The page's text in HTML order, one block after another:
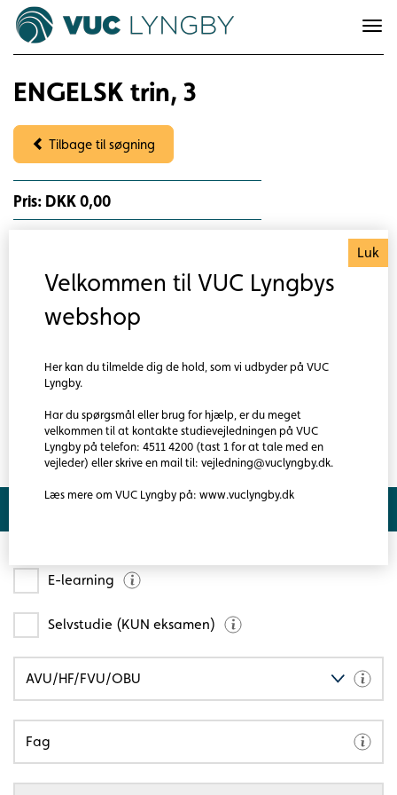
ENGELSK trin, 3
Tilbage til søgning
Pris: DKK 0,00
FVU Engelsk er et tilbud til dig, der vil blive bedre til
engelsk.
Læs mere om faget her
Adgangskrav
Du skal igennem en samtale med en lærer og være i
til samtale på VUC Lyngbys hjemmeside på dette link
Link til bestilling af FVU screening
Læs mere
E-learning
Selvstudie (KUN eksamen)
AVU/HF/FVU/OBU
Fag
Velkommen til VUC Lyngbys
webshop
Her kan du tilmelde dig de hold, som vi udbyder på VUC
Lyngby.
Har du spørgsmål eller brug for hjælp, er du meget
velkommen til at kontakte studievejledningen på VUC
Lyngby på telefon: 4511 4200 (tast 1 for at tale med en
vejleder) eller skrive en mail til: vejledning@vuclyngby.dk.
Læs mere om VUC Lyngby på: www.vuclyngby.dk
Luk